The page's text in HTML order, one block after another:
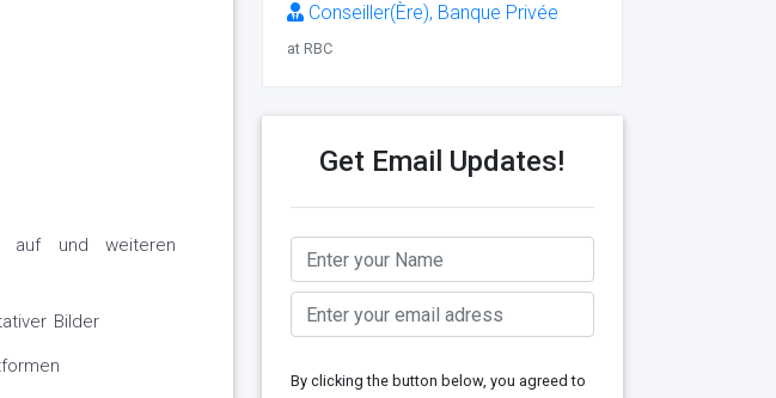
auf und weiteren
Bilder
Conseiller(Ère), Banque Privée
at RBC
Get Email Updates!
By clicking the button below, you agreed to